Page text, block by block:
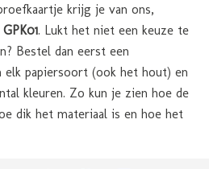
krijg je van ons,
GPK01. Lukt het niet een keuze te
Bestel dan eerst een
elk papiersoort (ook het hout) en
kleuren. Zo kun je zien hoe de
dik het materiaal is en hoe het